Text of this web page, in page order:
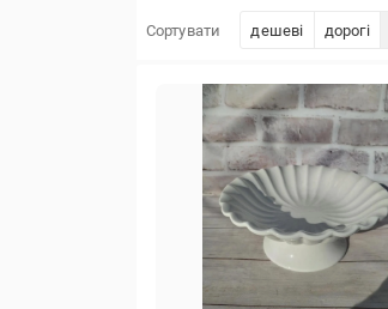
Сортувати дешеві дорогі